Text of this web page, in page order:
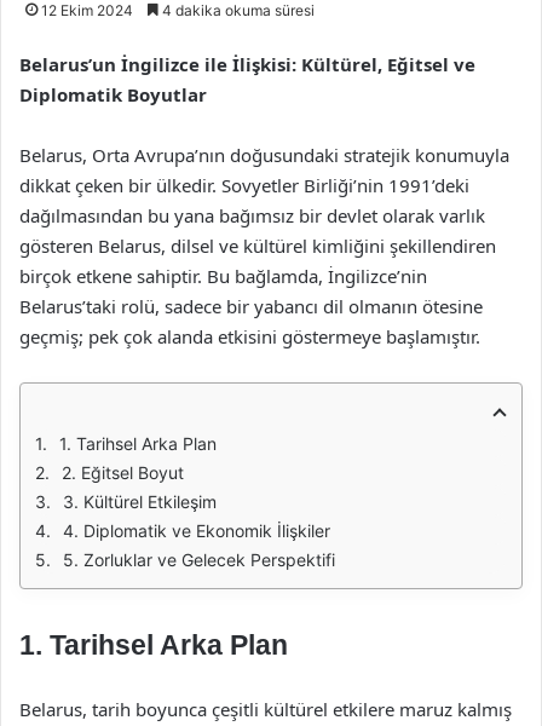
12 Ekim 2024 4 dakika okuma süresi
Belarus’un İngilizce ile İlişkisi: Kültürel, Eğitsel ve
Diplomatik Boyutlar
Belarus, Orta Avrupa’nın doğusundaki stratejik konumuyla
dikkat çeken bir ülkedir. Sovyetler Birliği’nin 1991’deki
dağılmasından bu yana bağımsız bir devlet olarak varlık
gösteren Belarus, dilsel ve kültürel kimliğini şekillendiren
birçok etkene sahiptir. Bu bağlamda, İngilizce’nin
Belarus’taki rolü, sadece bir yabancı dil olmanın ötesine
geçmiş; pek çok alanda etkisini göstermeye başlamıştır.
1. Tarihsel Arka Plan
2. Eğitsel Boyut
3. Kültürel Etkileşim
4. Diplomatik ve Ekonomik İlişkiler
5. Zorluklar ve Gelecek Perspektifi
1. Tarihsel Arka Plan
Belarus, tarih boyunca çeşitli kültürel etkilere maruz kalmış